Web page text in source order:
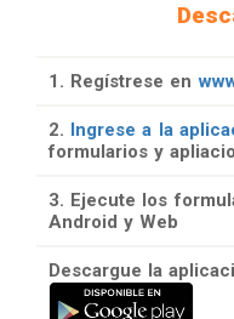
1. Regístrese en
2. Ingrese a la
formularios y
3. Ejecute los
Android y Web
Descargue la